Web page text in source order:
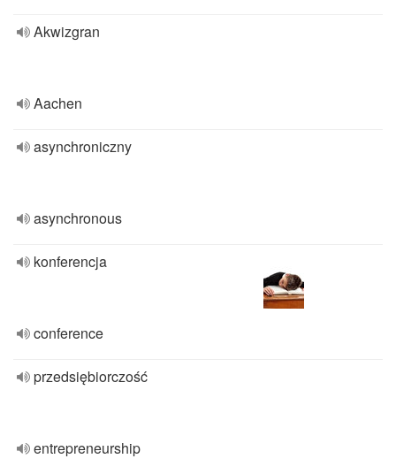
Akwizgran
Aachen
asynchroniczny
asynchronous
konferencja
conference
przedsiębiorczość
entrepreneurship